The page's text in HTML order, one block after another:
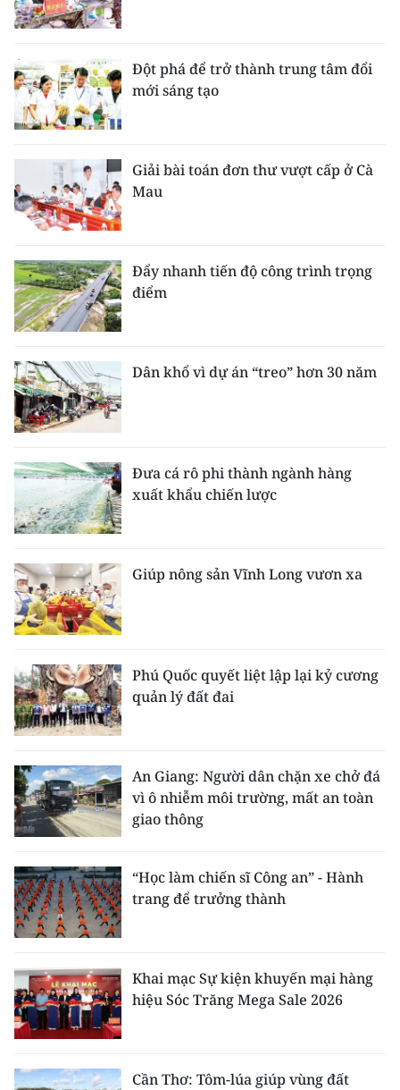
Đột phá để trở thành trung tâm đổi
mới sáng tạo
Giải bài toán đơn thư vượt cấp ở Cà
Mau
Đẩy nhanh tiến độ công trình trọng
điểm
Dân khổ vì dự án “treo” hơn 30 năm
Đưa cá rô phi thành ngành hàng
xuất khẩu chiến lược
Giúp nông sản Vĩnh Long vươn xa
Phú Quốc quyết liệt lập lại kỷ cương
quản lý đất đai
An Giang: Người dân chặn xe chở đá
vì ô nhiễm môi trường, mất an toàn
giao thông
“Học làm chiến sĩ Công an” - Hành
trang để trưởng thành
Khai mạc Sự kiện khuyến mại hàng
hiệu Sóc Trăng Mega Sale 2026
Cần Thơ: Tôm-lúa giúp vùng đất